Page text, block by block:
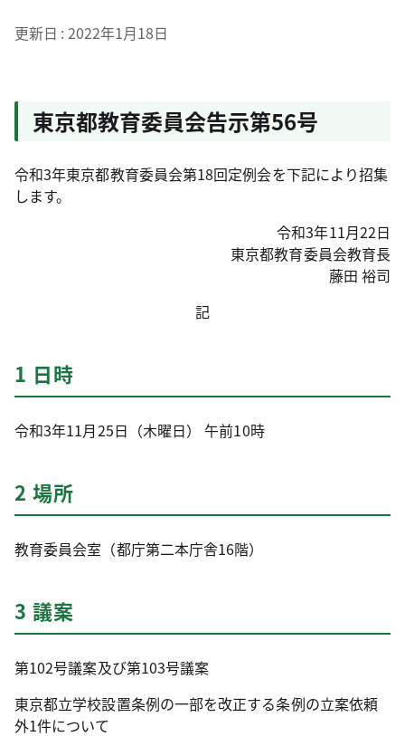
更新日 2022年1月18日
東京都教育委員会告示第56号
令和3年東京都教育委員会第18回定例会を下記により招集
します。
令和3年11月22日
東京都教育委員会教育長
藤田 裕司
記
1 日時
令和3年11月25日（木曜日） 午前10時
2 場所
教育委員会室（都庁第二本庁舎16階）
3 議案
第102号議案及び第103号議案
東京都立学校設置条例の一部を改正する条例の立案依頼
外1件について